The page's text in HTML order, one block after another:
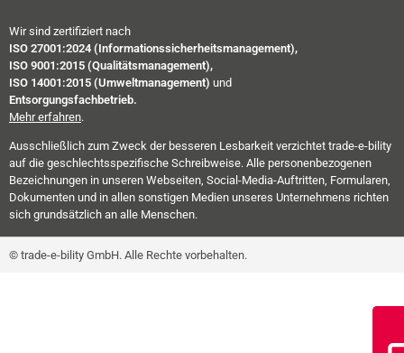
Wir sind zertifiziert nach
ISO 27001:2024 (Informationssicherheitsmanagement),
ISO 9001:2015 (Qualitätsmanagement),
ISO 14001:2015 (Umweltmanagement) und
Entsorgungsfachbetrieb.
Mehr erfahren.
Ausschließlich zum Zweck der besseren Lesbarkeit verzichtet trade-e-bility
auf die geschlechtsspezifische Schreibweise. Alle personenbezogenen
Bezeichnungen in unseren Webseiten, Social-Media-Auftritten, Formularen,
Dokumenten und in allen sonstigen Medien unseres Unternehmens richten
sich grundsätzlich an alle Menschen.
© trade-e-bility GmbH. Alle Rechte vorbehalten.